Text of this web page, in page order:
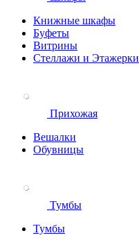
Книжные шкафы
Буфеты
Витрины
Стеллажи и Этажерки
Прихожая
Вешалки
Обувницы
Тумбы
Тумбы